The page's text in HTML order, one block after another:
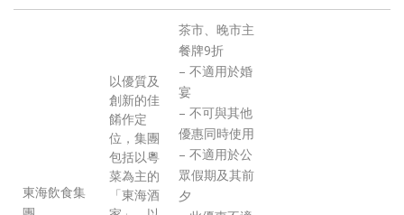
東海飲食集
以優質及
創新的佳
餚作定
位，集團
包括以粵
菜為主的
「東海酒
茶市、晚市主
餐牌9折
– 不適用於婚
宴
– 不可與其他
優惠同時使用
– 不適用於公
眾假期及其前
夕